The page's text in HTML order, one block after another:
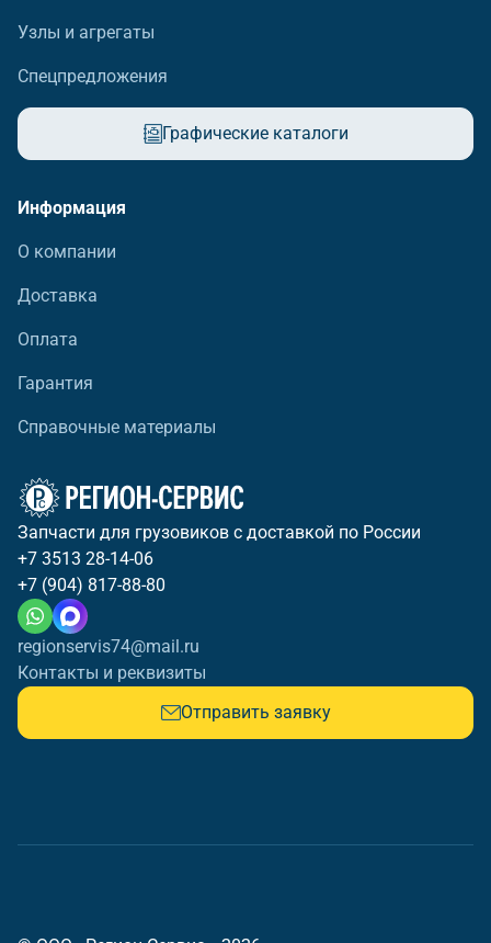
Узлы и агрегаты
Спецпредложения
Графические каталоги
Информация
О компании
Доставка
Оплата
Гарантия
Справочные материалы
Запчасти для грузовиков с доставкой по России
+7 3513 28-14-06
+7 (904) 817-88-80
regionservis74@mail.ru
Контакты и реквизиты
Отправить заявку